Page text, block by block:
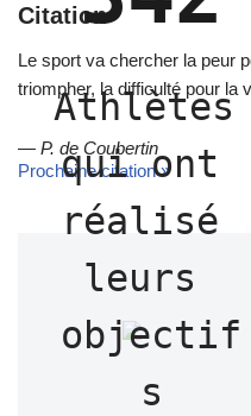
Citation
Le sport va chercher la peur
triompher, la difficulté pour la
— P. de Coubertin
Prochaine citation »
Athlètes
qui ont
réalisé
leurs
objectif
s